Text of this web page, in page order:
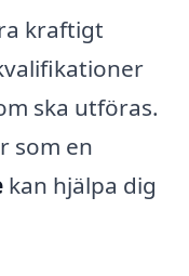
kraftigt
ska utföras.
som en
kan hjälpa dig